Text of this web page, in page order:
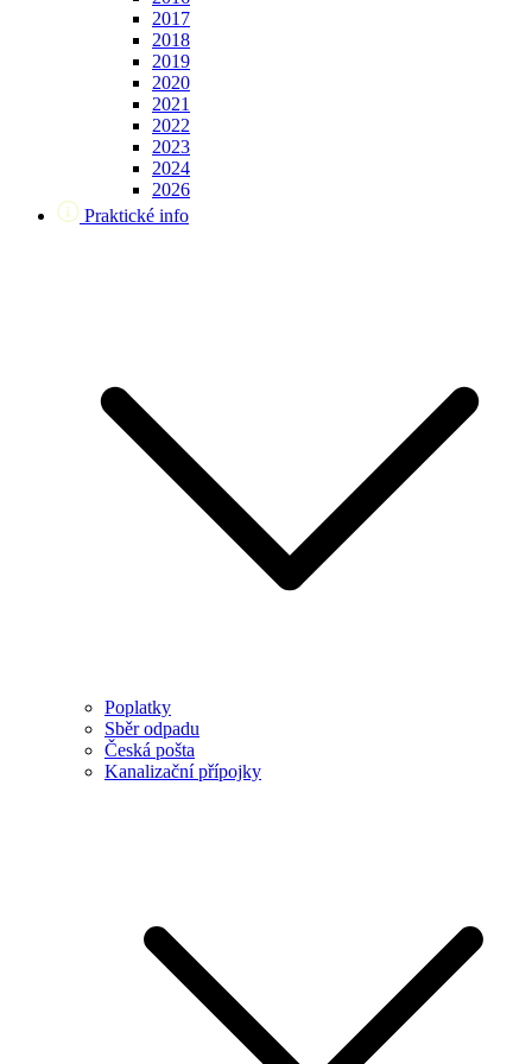
2017
2018
2019
2020
2021
2022
2023
2024
2026
Praktické info
Poplatky
Sběr odpadu
Česká pošta
Kanalizační přípojky